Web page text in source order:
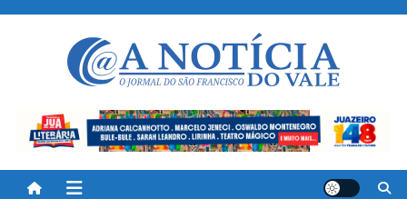
A Noticia Do Vale